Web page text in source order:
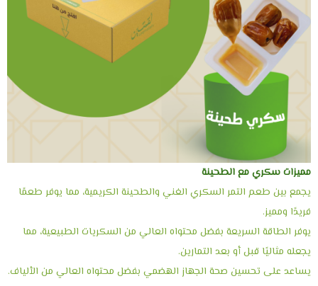
مميزات سكري مع الطحينة
يجمع بين طعم التمر السكري الغني والطحينة الكريمية، مما يوفر طعمًا
فريدًا ومميز.
يوفر الطاقة السريعة بفضل محتواه العالي من السكريات الطبيعية، مما
يجعله مثاليًا قبل أو بعد التمارين.
يساعد على تحسين صحة الجهاز الهضمي بفضل محتواه العالي من الألياف.